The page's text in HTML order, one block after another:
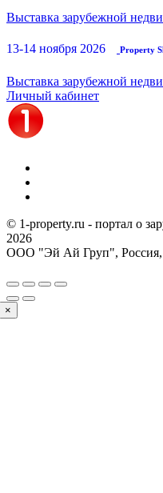
Выставка зарубежной
13-14 ноября 2026 Property
Выставка зарубежной
Личный кабинет
© 1-property.ru - портал о
2026
ООО "Эй Ай Груп", Россия,
×